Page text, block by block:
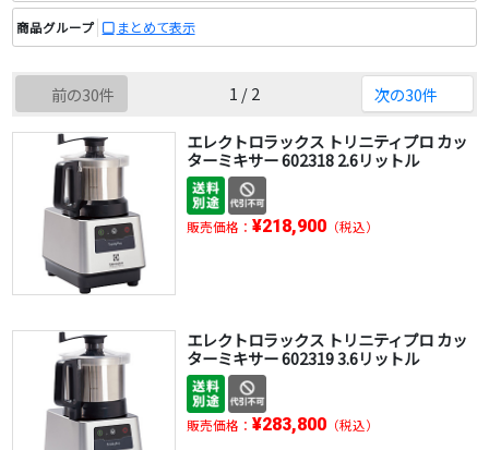
商品グループ まとめて表示
前の30件 1 / 2 次の30件
エレクトロラックス トリニティプロ カッ
ターミキサー 602318 2.6リットル
販売価格： ¥218,900（税込）
エレクトロラックス トリニティプロ カッ
ターミキサー 602319 3.6リットル
販売価格： ¥283,800（税込）